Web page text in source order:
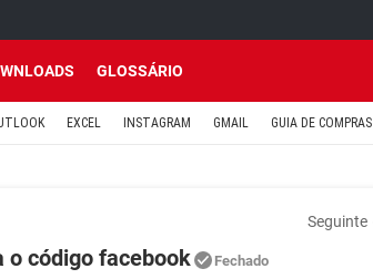
GLOSSÁRIO
EXCEL INSTAGRAM GMAIL GUIA DE COMPRAS
Seguinte
o código facebook Fechado